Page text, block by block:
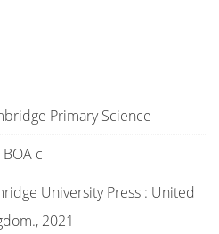
Primary Science
c
University Press : United
., 2021